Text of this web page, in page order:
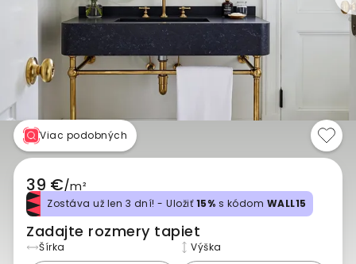
Viac podobných
39 €/m²
Zostáva už len 3 dní! - Uložiť15% s kódom WALL15
Zadajte rozmery tapiet
Šírka Výška